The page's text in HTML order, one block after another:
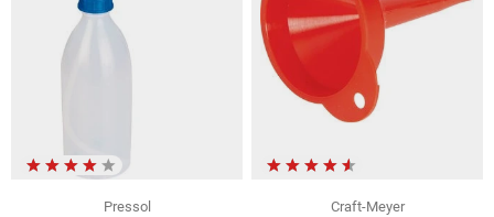
Pressol
Craft-Meyer